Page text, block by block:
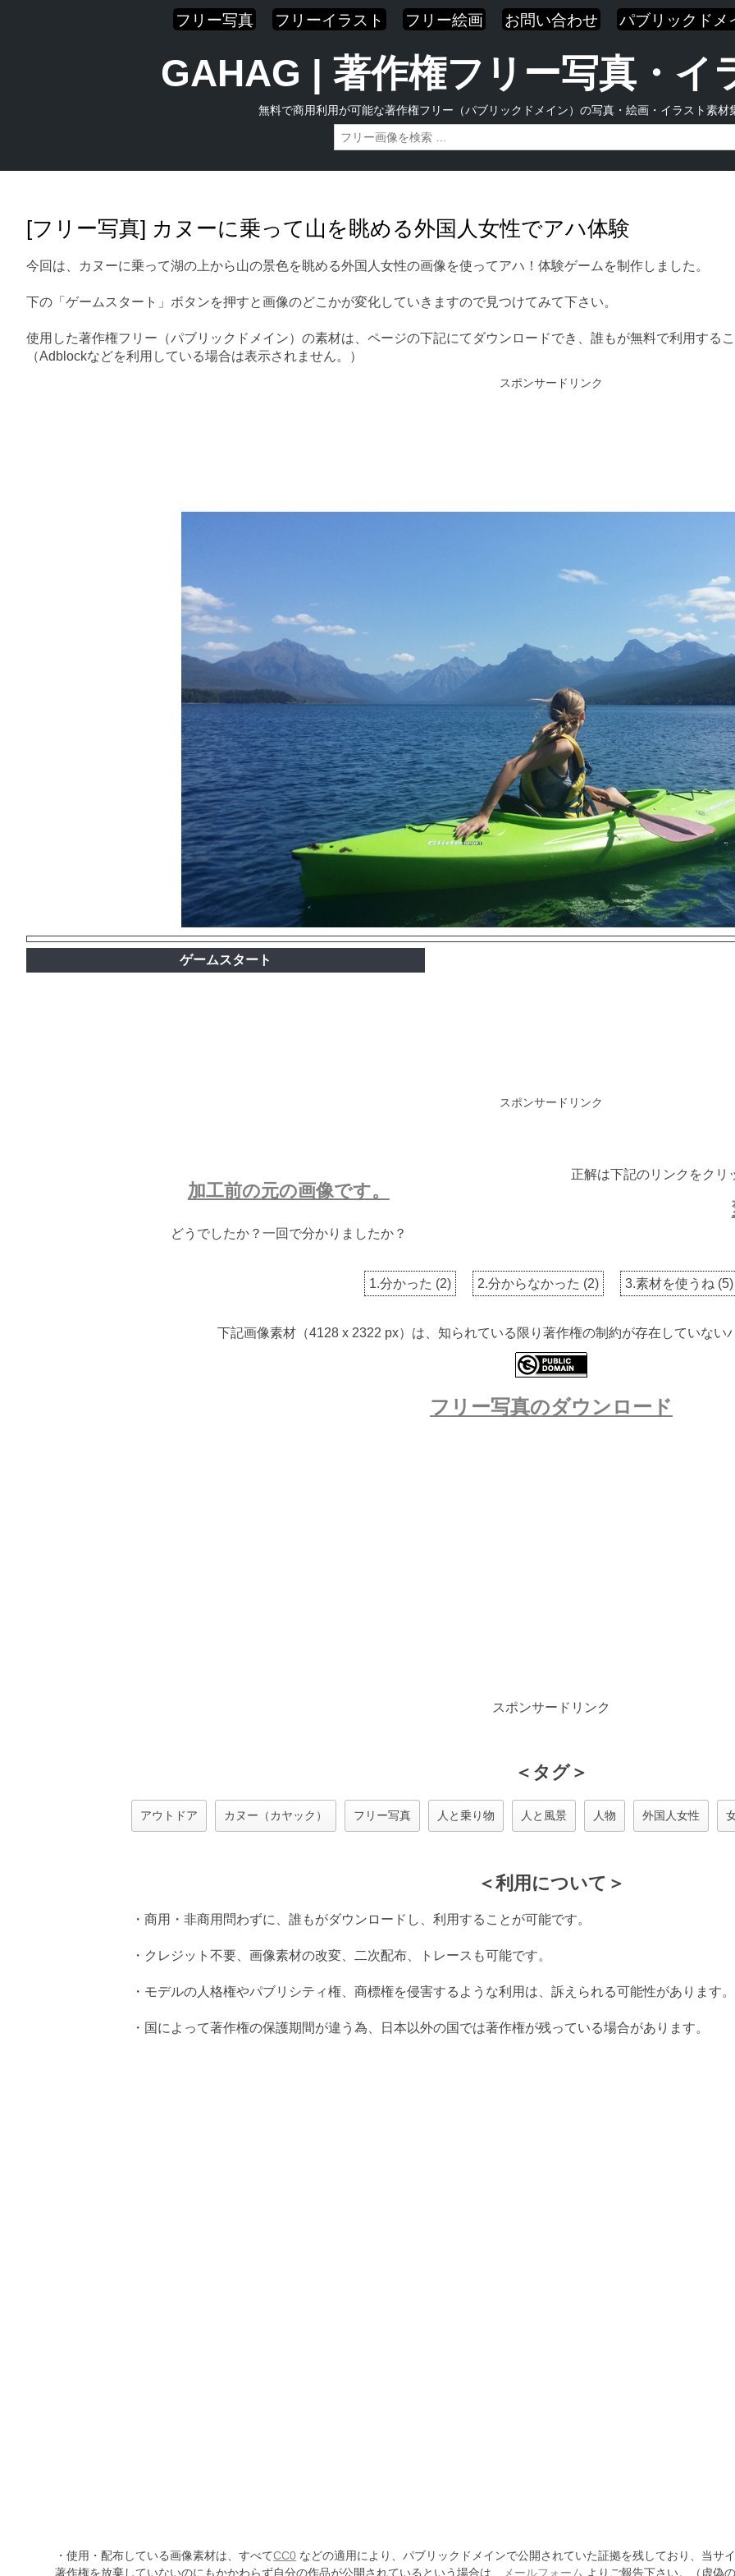
フリー写真 フリーイラスト フリー絵画 お問い合わせ パブリックドメ
GAHAG | 著作権フリー写真・イ
無料で商用利用が可能な著作権フリー（パブリックドメイン）の写真・絵画・イラスト素材
[フリー写真] カヌーに乗って山を眺める外国人女性でアハ体験
今回は、カヌーに乗って湖の上から山の景色を眺める外国人女性の画像を使ってアハ！体験ゲームを制作しました。
下の「ゲームスタート」ボタンを押すと画像のどこかが変化していきますので見つけてみて下さい。
使用した著作権フリー（パブリックドメイン）の素材は、ページの下記にてダウンロードでき、誰もが無料で利用するこ
（Adblockなどを利用している場合は表示されません。）
スポンサードリンク
ゲームスタート
スポンサードリンク
正解は下記のリンクをクリ
加工前の元の画像です。
どうでしたか？一回で分かりましたか？
1.分かった (2) 2.分からなかった (2) 3.素材を使うね (5)
下記画像素材（4128 x 2322 px）は、知られている限り著作権の制約が存在していない
フリー写真のダウンロード
スポンサードリンク
＜タグ＞
アウトドア カヌー（カヤック） フリー写真 人と乗り物 人と風景 人物 外国人女性
＜利用について＞
・商用・非商用問わずに、誰もがダウンロードし、利用することが可能です。
・クレジット不要、画像素材の改変、二次配布、トレースも可能です。
・モデルの人格権やパブリシティ権、商標権を侵害するような利用は、訴えられる可能性があります。
・国によって著作権の保護期間が違う為、日本以外の国では著作権が残っている場合があります。
・使用・配布している画像素材は、すべてCC0 などの適用により、パブリックドメインで公開されていた証拠を残しており、当サ
著作権を放棄していないのにもかかわらず自分の作品が公開されているという場合は、
メールフォーム よりご報告下さい。（虚偽